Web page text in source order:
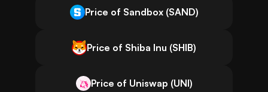
Price of Sandbox (SAND)
Price of Shiba Inu (SHIB)
Price of Uniswap (UNI)